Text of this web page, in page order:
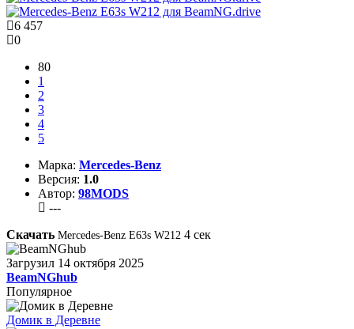
6 457
0
80
1
2
3
4
5
Марка: Mercedes-Benz
Версия: 1.0
Автор: 98MODS
---
Скачать Mercedes-Benz E63s W212 4 сек
Загрузил 14 октября 2025
BeamNGhub
Популярное
Домик в Деревне